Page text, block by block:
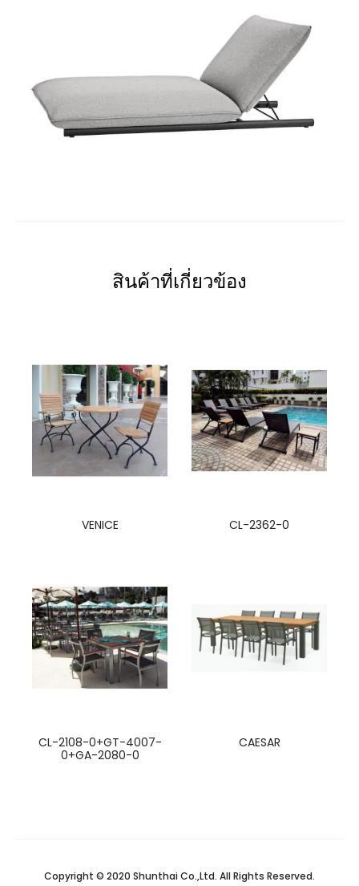
สินค้าที่เกี่ยวข้อง
VENICE CL-2362-0
CL-2108-0+GT-4007-
0+GA-2080-0
CAESAR
Copyright © 2020 Shunthai Co.,Ltd. All Rights Reserved.